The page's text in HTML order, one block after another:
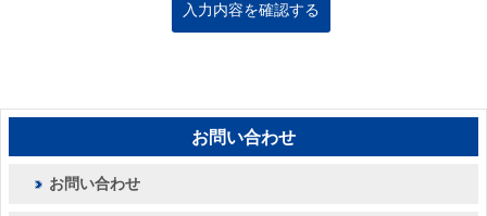
お問い合わせ
お問い合わせ